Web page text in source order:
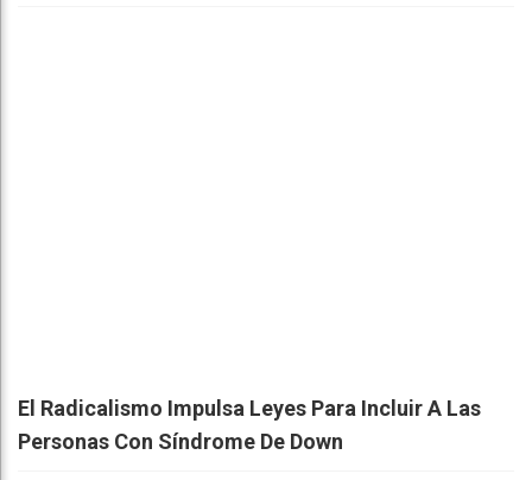
El Radicalismo Impulsa Leyes Para Incluir A Las
Personas Con Síndrome De Down